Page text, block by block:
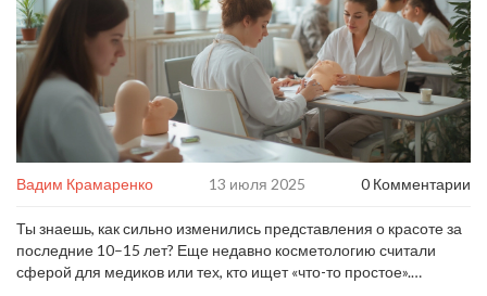
Вадим Крамаренко 13 июля 2025 0 Комментарии
Ты знаешь, как сильно изменились представления о красоте за
последние 10–15 лет? Еще недавно косметологию считали
сферой для медиков или тех, кто ищет «что-то простое».